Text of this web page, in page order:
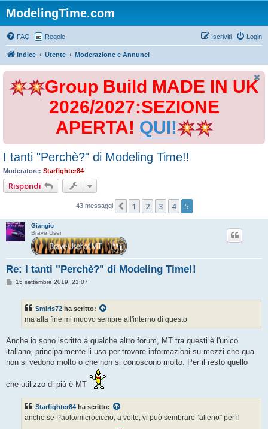
ModelingTime.com
FAQ Regole Login
Iscriviti
Indice Utente Moderazione e Annunci
Group Build MADE IN UK
2026/2027:SEZIONE
APERTA! QUI!
I tanti "Perchè?" di Modeling Time!!
Moderatore: Starfighter84
Rispondi
43 messaggi Precedente
1 2 3 4 5
Giangio
Brave User
Re: I tanti "Perchè?" di Modeling Time!!
M
o
15 settembre 2019, 21:07
Smiris72 ha scritto:
ma alla fine mi muovo sempre all'interno di questo
Anche io sono iscritto a qualche altro forum, MT tra questi è l'unico
italiano, principalmente li uso per trovare informazioni su mezzi che qua
non si vedono molto o che non si conoscono molto. Per il resto quello
che utilizzo di più è MT
Starfighter84 ha scritto:
anche se Paolo/microciccio, a volte, vi può sembrare “alieno” per il